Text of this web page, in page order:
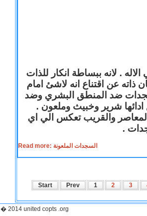
. لانه ببساطة انكار للذات
ذاته عن اقتناع انه لاشئ امام
ضد المنطق البشري وضد
ادائها شرير وخبيث وملعون .
المعاصر والقريب تعكس الي اي
.
Read more: السجدات الملعونة
Start Prev 1 2 3
� 2014 united copts .org